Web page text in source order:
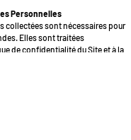
Personnelles
collectées sont nécessaires pour
Elles sont traitées
de confidentialité du Site et à la